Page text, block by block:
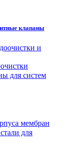
клапаны
и
для систем
мембран
для